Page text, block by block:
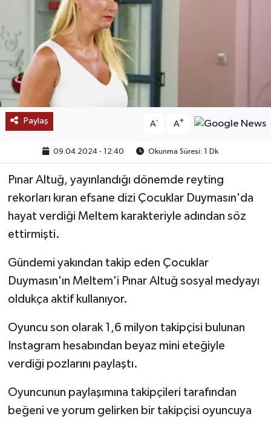
Paylaş A- A+
09.04.2024 - 12:40 Okunma Süresi: 1 Dk
Pınar Altuğ, yayınlandığı dönemde reyting
rekorları kıran efsane dizi Çocuklar Duymasın'da
hayat verdiği Meltem karakteriyle adından söz
ettirmişti.
Gündemi yakından takip eden Çocuklar
Duymasın'ın Meltem'i Pınar Altuğ sosyal medyayı
oldukça aktif kullanıyor.
Oyuncu son olarak 1,6 milyon takipçisi bulunan
Instagram hesabından beyaz mini eteğiyle
verdiği pozlarını paylaştı.
Oyuncunun paylaşımına takipçileri tarafından
beğeni ve yorum gelirken bir takipçisi oyuncuya
BÖLGE
KEŞFET
POPÜLER
DÜNYA
TREND
MEDYA
OTOMOTİV
TEKNOLOJİ
KÜLTÜR SANAT